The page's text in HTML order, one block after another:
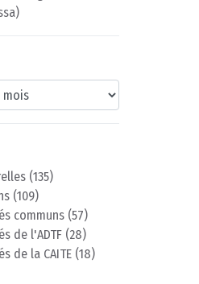
(135)
(109)
communs (57)
de l'ADTF (28)
de la CAITE (18)